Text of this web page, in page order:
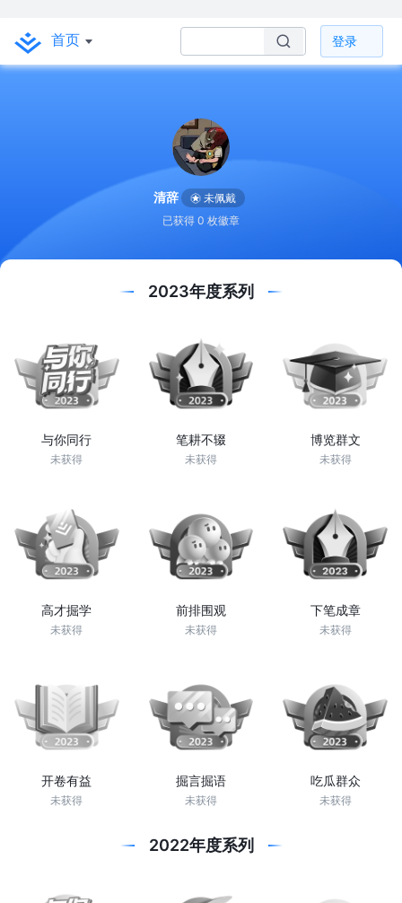
首页 登录
清辞
未佩戴
已获得 0 枚徽章
2023年度系列
与你同行
未获得
笔耕不辍
未获得
博览群文
未获得
高才掘学
未获得
前排围观
未获得
下笔成章
未获得
开卷有益
未获得
掘言掘语
未获得
吃瓜群众
未获得
2022年度系列